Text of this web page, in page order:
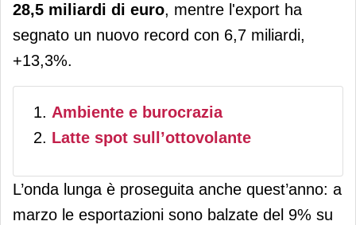
28,5 miliardi di euro, mentre l'export ha
segnato un nuovo record con 6,7 miliardi,
+13,3%.
Ambiente e burocrazia
Latte spot sull’ottovolante
L’onda lunga è proseguita anche quest’anno: a
marzo le esportazioni sono balzate del 9% su